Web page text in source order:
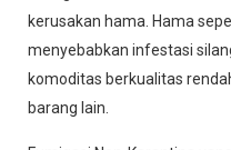
kerusakan hama. Hama
menyebabkan infestasi
komoditas berkualitas
barang lain.